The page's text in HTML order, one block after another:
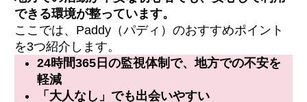
できる環境が整っています。
ここでは、Paddy（パディ）のおすすめポイント
を3つ紹介します。
24時間365日の監視体制で、地方での不安を
軽減
「大人なし」でも出会いやすい